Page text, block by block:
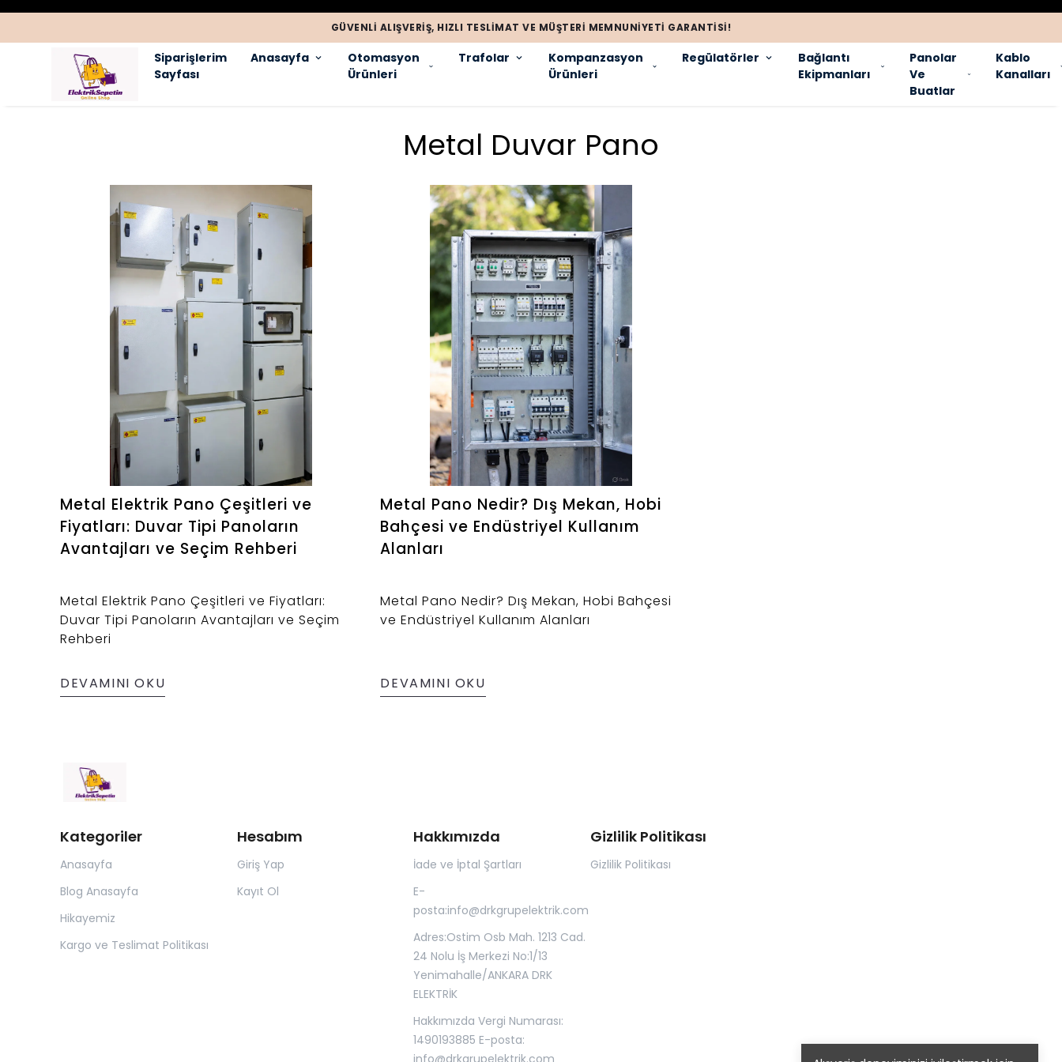
GÜVENLI ALIŞVERIŞ, HIZLI TESLIMAT VE MÜŞTERI MEMNUNIYETI GARANTISI!
Siparişlerim
Sayfası
Anasayfa
Otomasyon
Ürünleri
Trafolar
Kompanzasyon
Ürünleri
Regülatörler
Bağlantı
Ekipmanları
Panolar
Ve
Buatlar
Kablo
Kanalları
Metal Duvar Pano
Metal Elektrik Pano Çeşitleri ve
Fiyatları: Duvar Tipi Panoların
Avantajları ve Seçim Rehberi
Metal Elektrik Pano Çeşitleri ve Fiyatları:
Duvar Tipi Panoların Avantajları ve Seçim
Rehberi
DEVAMINI OKU
Metal Pano Nedir? Dış Mekan, Hobi
Bahçesi ve Endüstriyel Kullanım
Alanları
Metal Pano Nedir? Dış Mekan, Hobi Bahçesi
ve Endüstriyel Kullanım Alanları
DEVAMINI OKU
Kategoriler
Anasayfa
Blog Anasayfa
Hikayemiz
Kargo ve Teslimat Politikası
Hesabım
Giriş Yap
Kayıt Ol
Hakkımızda
İade ve İptal Şartları
E-
posta:info@drkgrupelektrik.com
Adres:Ostim Osb Mah. 1213 Cad.
24 Nolu İş Merkezi No:1/13
Yenimahalle/ANKARA DRK
ELEKTRİK
Hakkımızda Vergi Numarası:
1490193885 E-posta:
Gizlilik Politikası
Gizlilik Politikası